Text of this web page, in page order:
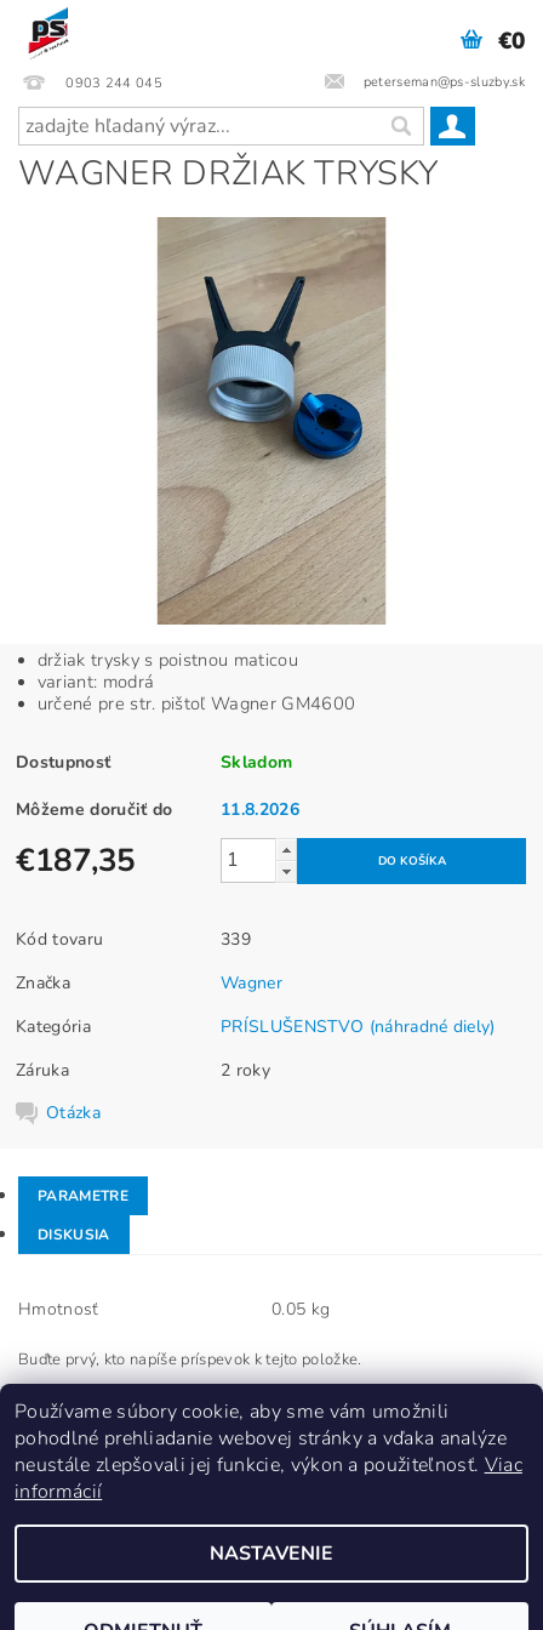
0903 244 045 peterseman@ps-sluzby.sk
€0
WAGNER DRŽIAK TRYSKY
držiak trysky s poistnou maticou
variant: modrá
určené pre str. pištoľ Wagner GM4600
Dostupnosť Skladom
Môžeme doručiť do 11.8.2026
€187,35
Kód tovaru
339
Značka
Wagner
Kategória
PRÍSLUŠENSTVO (náhradné diely)
Záruka
2 roky
Otázka
PARAMETRE
DISKUSIA
Hmotnosť 0.05 kg
Buďte prvý, kto napíše príspevok k tejto položke.
Pridať komentár
2026 ©ps-sluzby, všetky práva vyhradenéUpraviť nastavenie cookies
Používame súbory cookie, aby sme vám umožnili
pohodlné prehliadanie webovej stránky a vďaka analýze
neustále zlepšovali jej funkcie, výkon a použiteľnosť. Viac
informácií
NASTAVENIE